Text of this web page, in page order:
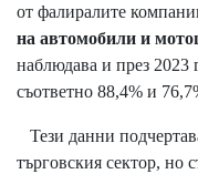
от фалиралите
на автомобили и
наблюдава и през 2023
съответно 88,4% и
Тези данни
търговския сектор, но